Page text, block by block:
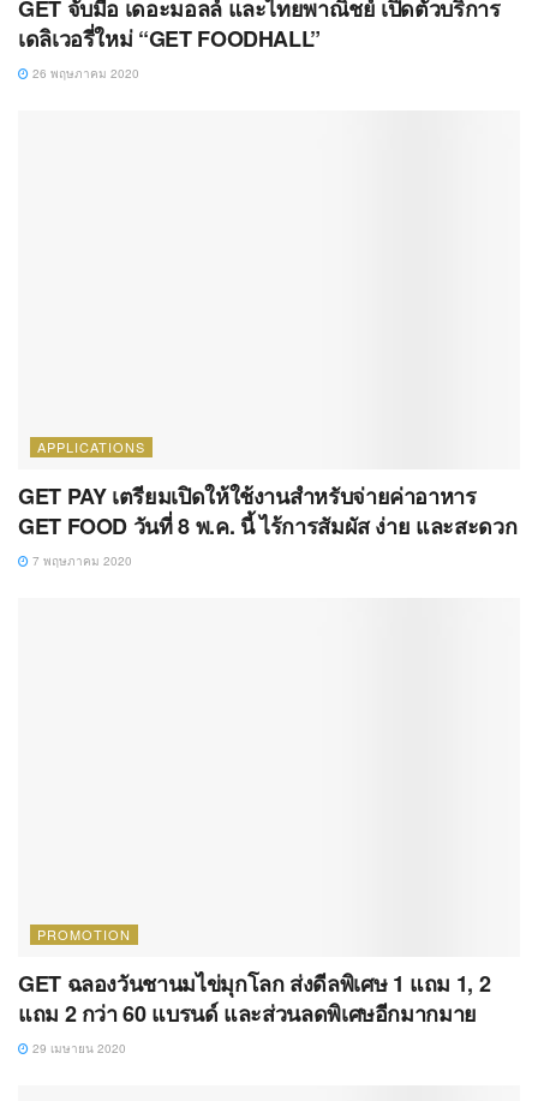
GET จับมือ เดอะมอลล์ และไทยพาณิชย์ เปิดตัวบริการ
เดลิเวอรี่ใหม่ “GET FOODHALL”
26 พฤษภาคม 2020
APPLICATIONS
GET PAY เตรียมเปิดให้ใช้งานสำหรับจ่ายค่าอาหาร
GET FOOD วันที่ 8 พ.ค. นี้ ไร้การสัมผัส ง่าย และสะดวก
7 พฤษภาคม 2020
PROMOTION
GET ฉลองวันชานมไข่มุกโลก ส่งดีลพิเศษ 1 แถม 1, 2
แถม 2 กว่า 60 แบรนด์ และส่วนลดพิเศษอีกมากมาย
29 เมษายน 2020